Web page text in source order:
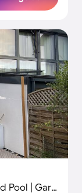
Ferienhaus mit Terrasse, Garten und Pool | Gartenblick